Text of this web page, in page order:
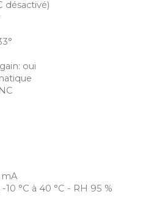
désactivé)
oui
°C à 40 °C - RH 95 %